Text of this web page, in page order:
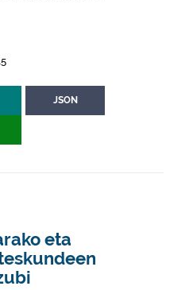
JSON
eta